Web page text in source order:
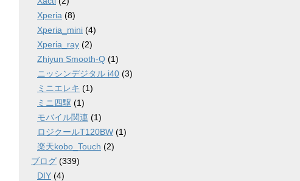
Xperia (8)
Xperia_mini (4)
Xperia_ray (2)
Zhiyun Smooth-Q (1)
ニッシンデジタル i40 (3)
ミニエレキ (1)
ミニ四駆 (1)
モバイル関連 (1)
ロジクールT120BW (1)
楽天kobo_Touch (2)
ブログ (339)
DIY (4)